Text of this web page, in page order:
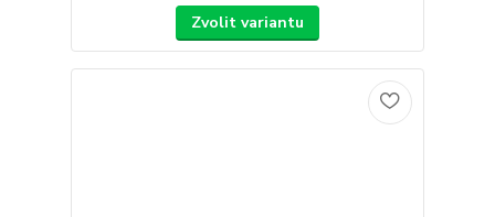
Zvolit variantu